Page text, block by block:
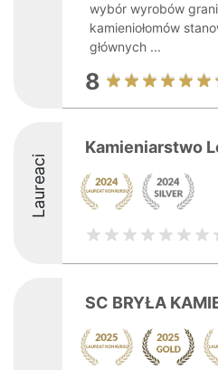
wybór wyrobów
kamieniołomów
głównych ...
8
Laureaci
Kamieniarstwo
SC BRYŁA